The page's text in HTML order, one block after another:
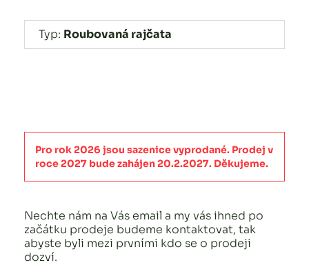
Typ: Roubovaná rajčata
Pro rok 2026 jsou sazenice vyprodané. Prodej v
roce 2027 bude zahájen 20.2.2027. Děkujeme.
Nechte nám na Vás email a my vás ihned po
začátku prodeje budeme kontaktovat, tak
abyste byli mezi prvními kdo se o prodeji
dozví.